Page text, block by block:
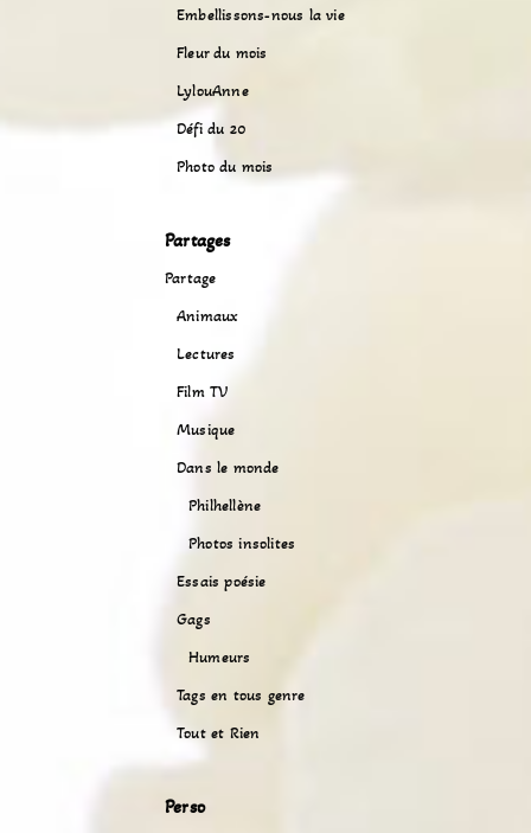
Embellissons-nous la vie
Fleur du mois
LylouAnne
Défi du 20
Photo du mois
Partages
Partage
Animaux
Lectures
Film TV
Musique
Dans le monde
Philhellène
Photos insolites
Essais poésie
Gags
Humeurs
Tags en tous genre
Tout et Rien
Perso